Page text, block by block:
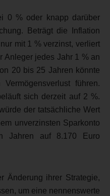
0 % oder knapp darüber
Beträgt die Inflation
mit 1 % verzinst, verliert
Anleger jedes Jahr 1 % an
20 bis 25 Jahren könnte
führen.
sich derzeit auf 2 %.
der tatsächliche Wert
unverzinsten Sparkonto
Jahren auf 8.170 Euro
Änderung ihrer Strategie,
um eine nennenswerte